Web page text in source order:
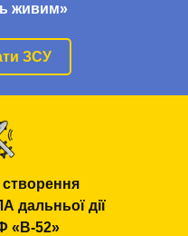
живим»
ЗСУ
створення
дальньої дії
«В-52»